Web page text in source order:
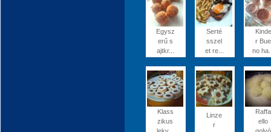
Egysz
erű s
ajtkr...
Serté
sszel
et re...
Kinde
r Bue
no
Klass
zikus
Linze
r
Raffa
ello